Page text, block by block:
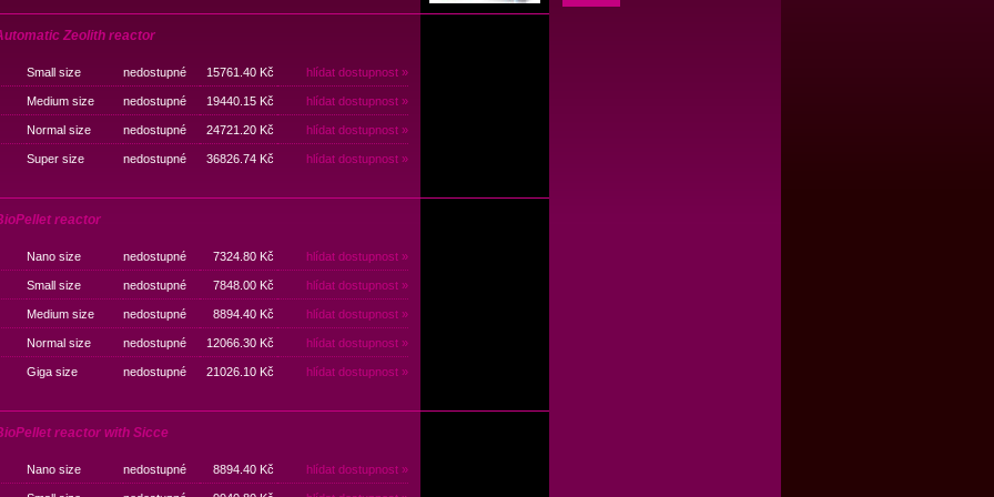
Zeolith reactor
Small size nedostupné 15761.40 Kč hlídat dostupnost »
Medium size nedostupné 19440.15 Kč hlídat dostupnost »
Normal size nedostupné 24721.20 Kč hlídat dostupnost »
Super size nedostupné 36826.74 Kč hlídat dostupnost »
reactor
Nano size nedostupné 7324.80 Kč hlídat dostupnost »
Small size nedostupné 7848.00 Kč hlídat dostupnost »
Medium size nedostupné 8894.40 Kč hlídat dostupnost »
Normal size nedostupné 12066.30 Kč hlídat dostupnost »
Giga size nedostupné 21026.10 Kč hlídat dostupnost »
reactor with Sicce
Nano size nedostupné 8894.40 Kč hlídat dostupnost »